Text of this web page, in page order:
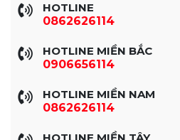
HOTLINE
0862626114
HOTLINE MIỀN BẮC
0906656114
HOTLINE MIỀN NAM
0862626114